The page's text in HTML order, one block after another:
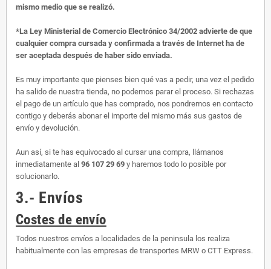
mismo medio que se realizó.
*La Ley Ministerial de Comercio Electrónico 34/2002 advierte de que
cualquier compra cursada y confirmada a través de Internet ha de
ser aceptada después de haber sido enviada.
Es muy importante que pienses bien qué vas a pedir, una vez el pedido
ha salido de nuestra tienda, no podemos parar el proceso. Si rechazas
el pago de un artículo que has comprado, nos pondremos en contacto
contigo y deberás abonar el importe del mismo más sus gastos de
envío y devolución.
Aun así, si te has equivocado al cursar una compra, llámanos
inmediatamente al 96 107 29 69 y haremos todo lo posible por
solucionarlo.
3.- Envíos
Costes de envío
Todos nuestros envíos a localidades de la peninsula los realiza
habitualmente con las empresas de transportes MRW o CTT Express.